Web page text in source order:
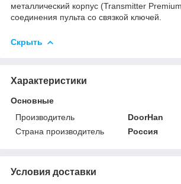
металлический корпус (Transmitter
соединения пульта со связкой ключей.
Скрыть
Характеристики
Основные
Производитель
DoorHan
Страна производитель
Россия
Условия доставки